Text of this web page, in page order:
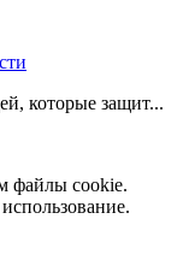
которые защит...
файлы cookie.